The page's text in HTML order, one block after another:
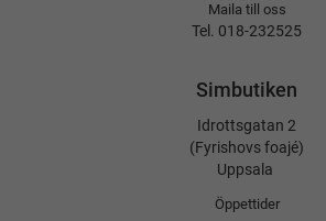
Maila till oss
Tel. 018-232525
Simbutiken
Idrottsgatan 2
(Fyrishovs foajé)
Uppsala
Öppettider